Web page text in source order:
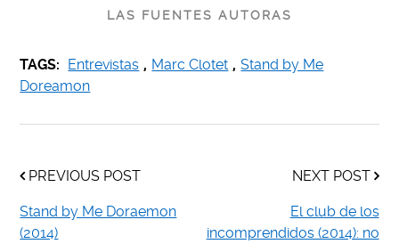
LAS FUENTES AUTORAS
TAGS: Entrevistas , Marc Clotet , Stand by Me
Doreamon
PREVIOUS POST
Stand by Me Doraemon
(2014)
NEXT POST
El club de los
incomprendidos (2014): no